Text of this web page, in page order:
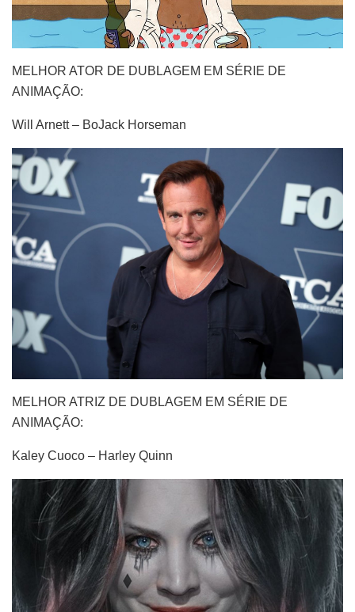
MELHOR ATOR DE DUBLAGEM EM SÉRIE DE
ANIMAÇÃO:
Will Arnett – BoJack Horseman
MELHOR ATRIZ DE DUBLAGEM EM SÉRIE DE
ANIMAÇÃO:
Kaley Cuoco – Harley Quinn